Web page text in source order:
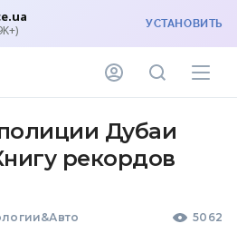
УСТАНОВИТЬ
Дубаи
рекордов
5062